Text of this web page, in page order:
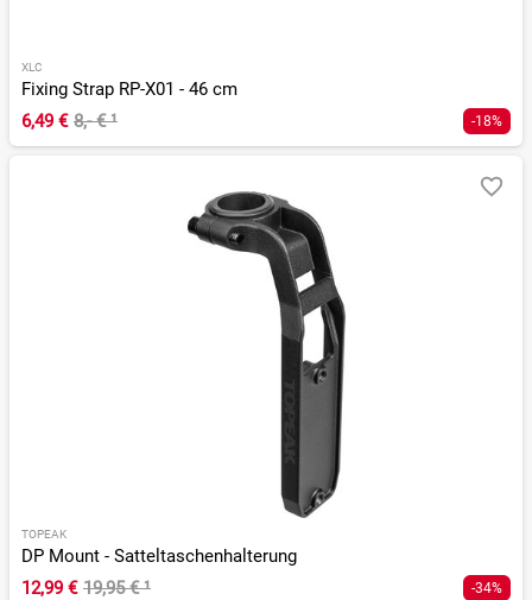
XLC
Fixing Strap RP-X01 - 46 cm
6,49 € 8,- €¹ -18%
TOPEAK
DP Mount - Satteltaschenhalterung
12,99 € 19,95 €¹ -34%